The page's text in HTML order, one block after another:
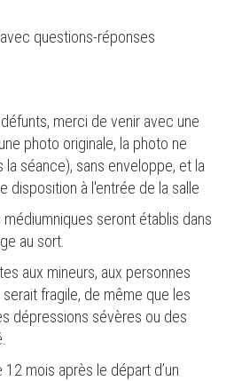
questions-réponses
merci de venir avec une
photo originale, la photo ne
séance), sans enveloppe, et la
disposition à l'entrée de la salle
seront établis dans
au sort.
aux mineurs, aux personnes
fragile, de même que les
dépressions sévères ou des
mois après le départ d’un